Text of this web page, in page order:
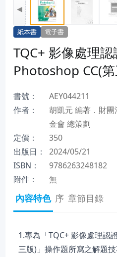
◀
紙本書 電子書
TQC+ 影像處理
Photoshop CC(
書號：
AEY044211
作者：
胡凱元 編著．財
金會 總策劃
定價：
350
出版日：
2024/05/21
ISBN：
9786263248182
附件：
無
內容特色 序 章節目錄
1.專為「TQC+ 影像處理認
三版)」操作題所寫之解題技